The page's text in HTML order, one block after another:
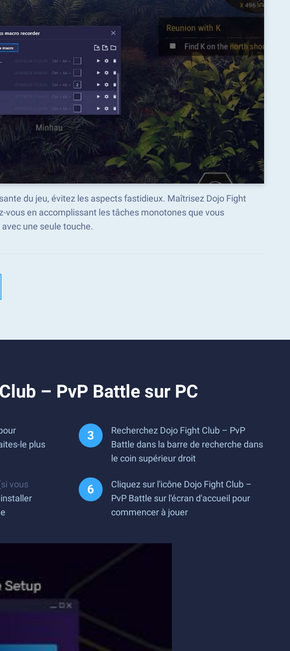
du jeu, évitez les aspects fastidieux. Maîtrisez Dojo Fight
vous en accomplissant les tâches monotones que vous
une seule touche.
– PvP Battle sur PC
le plus
Recherchez Dojo Fight Club – PvP
Battle dans la barre de recherche dans
le coin supérieur droit
vous
Cliquez sur l'icône Dojo Fight Club –
PvP Battle sur l'écran d'accueil pour
commencer à jouer